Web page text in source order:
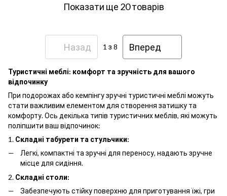
Показати ще 20 товарів
Назад 1 з 8 Вперед
Туристичні меблі: комфорт та зручність для вашого
відпочинку
При подорожах або кемпінгу зручні туристичні меблі можуть
стати важливим елементом для створення затишку та
комфорту. Ось декілька типів туристичних меблів, які можуть
поліпшити ваш відпочинок:
1. Складні табурети та стульчики:
Легкі, компактні та зручні для переносу, надають зручне
місце для сидіння.
2. Складні столи:
Забезпечують стійку поверхню для приготування їжі, гри